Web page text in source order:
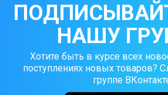
НАШУ
Хотите быть в курсе всех
поступлениях новых товаров?
группе